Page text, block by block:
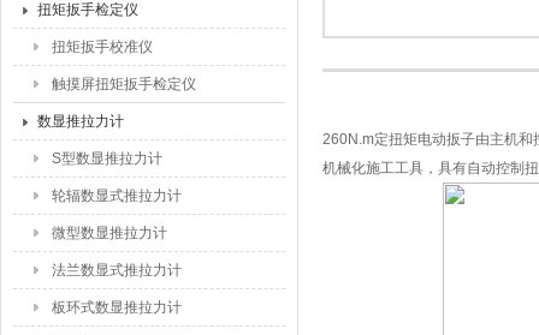
扭矩扳手检定仪
扭矩扳手校准仪
触摸屏扭矩扳手检定仪
数显推拉力计
S型数显推拉力计
轮辐数显式推拉力计
微型数显推拉力计
法兰数显式推拉力计
板环式数显推拉力计
260N.m定扭矩电动扳子由主机
机械化施工工具，具有自动控制